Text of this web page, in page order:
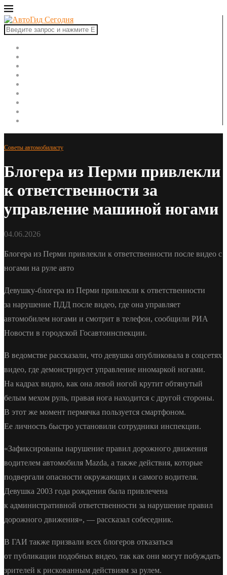
Советы автомобилисту
Блогера из Перми привлекли
к ответственности за
управление машиной ногами
04.06.2026
Блогера из Перми привлекли к ответственности после видео с
ногами на руле авто
Девушку-блогера из Перми привлекли к ответственности
за нарушение ПДД после видео, где она управляет
автомобилем ногами и смотрит в телефон, сообщили РИА
Новости в городской Госавтоинспекции.
В ведомстве рассказали, что девушка опубликовала в соцсетях
видео, где демонстрирует управление иномаркой ногами.
На кадрах видно, как она левой ногой крутит обтянутый
белым мехом руль, правая нога находится с другой стороны.
В этот же момент пермячка пользуется смартфоном.
Ее личность быстро установили сотрудники инспекции.
«Зафиксированы нарушение правил дорожного движения
водителем автомобиля Mazda, а также действия, которые
подвергали опасности окружающих и самого водителя.
Девушка 2003 года рождения была привлечена
к административной ответственности за нарушение правил
дорожного движения», — рассказал собеседник.
В ГАИ также призвали всех блогеров отказаться
от публикации подобных видео, так как они могут побуждать
зрителей к рискованным действиям за рулем.